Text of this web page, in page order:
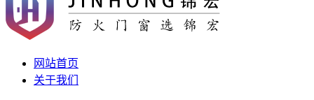
网站首页
关于我们